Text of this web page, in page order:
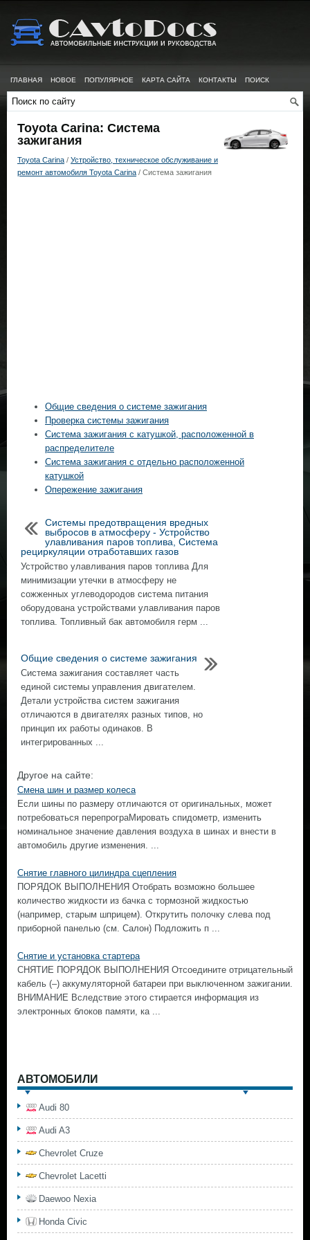
ГЛАВНАЯ НОВОЕ ПОПУЛЯРНОЕ КАРТА САЙТА КОНТАКТЫ ПОИСК
Toyota Carina: Система
зажигания
Toyota Carina / Устройство, техническое обслуживание и
ремонт автомобиля Toyota Carina / Система зажигания
Общие сведения о системе зажигания
Проверка системы зажигания
Система зажигания с катушкой, расположенной в
распределителе
Система зажигания с отдельно расположенной
катушкой
Опережение зажигания
Системы предотвращения вредных
выбросов в атмосферу - Устройство
улавливания паров топлива, Система
рециркуляции отработавших газов
Устройство улавливания паров топлива Для
минимизации утечки в атмосферу не
сожженных углеводородов система питания
оборудована устройствами улавливания паров
топлива. Топливный бак автомобиля герм ...
Общие сведения о системе зажигания
Система зажигания составляет часть
единой системы управления двигателем.
Детали устройства систем зажигания
отличаются в двигателях разных типов, но
принцип их работы одинаков. В
интегрированных ...
Другое на сайте:
Смена шин и размер колеса
Если шины по размеру отличаются от оригинальных, может
потребоваться перепрограМировать спидометр, изменить
номинальное значение давления воздуха в шинах и внести в
автомобиль другие изменения. ...
Снятие главного цилиндра сцепления
ПОРЯДОК ВЫПОЛНЕНИЯ Отобрать возможно большее
количество жидкости из бачка с тормозной жидкостью
(например, старым шприцем). Открутить полочку слева под
приборной панелью (см. Салон) Подложить п ...
Снятие и установка стартера
СНЯТИЕ ПОРЯДОК ВЫПОЛНЕНИЯ Отсоедините отрицательный
кабель (–) аккумуляторной батареи при выключенном зажигании.
ВНИМАНИЕ Вследствие этого стирается информация из
электронных блоков памяти, ка ...
АВТОМОБИЛИ
Audi 80
Audi A3
Chevrolet Cruze
Chevrolet Lacetti
Daewoo Nexia
Honda Civic